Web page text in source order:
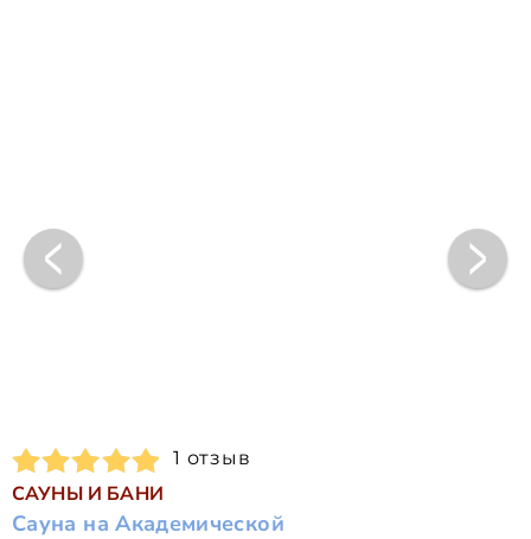
1 отзыв
САУНЫ И БАНИ
Сауна на Академической